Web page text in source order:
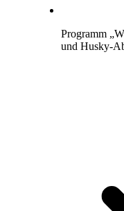
Programm
und Husky-